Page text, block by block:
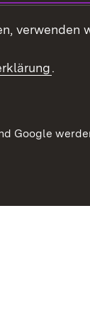
verwenden
.
Google